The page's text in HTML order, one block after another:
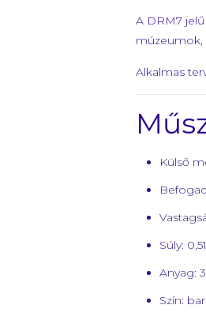
A DRM7
múzeumok,
Alkalmas
Külső
Súly:
Anyag:
Szín: